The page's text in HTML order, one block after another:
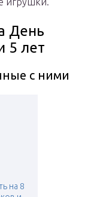
День
5 лет
с ними
на 8